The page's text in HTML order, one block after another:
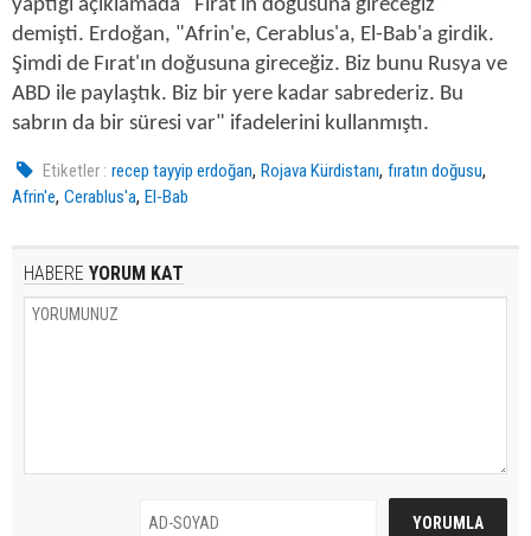
yaptığı açıklamada "Fırat'ın doğusuna gireceğiz"
demişti. Erdoğan, "Afrin'e, Cerablus'a, El-Bab'a girdik.
Şimdi de Fırat'ın doğusuna gireceğiz. Biz bunu Rusya ve
ABD ile paylaştık. Biz bir yere kadar sabrederiz. Bu
sabrın da bir süresi var" ifadelerini kullanmıştı.
Etiketler : recep tayyip erdoğan,Rojava Kürdistanı,fıratın doğusu,
Afrin'e, Cerablus'a, El-Bab
HABERE YORUM KAT